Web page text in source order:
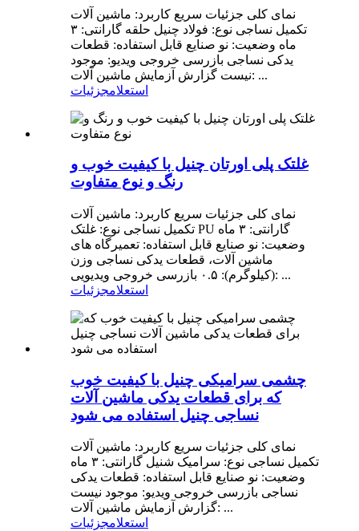
نمای کلی جزئیات سریع کاربرد: ماشین آلات
تکمیل نساجی نوع: فولاد چنیل حلقه گارانتی: ۳
ماه وضعیت: نو صنایع قابل استفاده: قطعات
یدکی نساجی بازرسی خروجی ویدیو: موجود
نیست گزارش آزمایش ماشین آلات: ...
استعلامجزئیات
غلتک پلی اورتان چنیل با کیفیت خوب و
رنگ و نوع متفاوت
نمای کلی جزئیات سریع کاربرد: ماشین آلات
تکمیل نساجی نوع: غلتک PU گارانتی: ۳ ماه
وضعیت: نو صنایع قابل استفاده: تعمیرگاه های
ماشین آلات، قطعات یدکی نساجی وزن
(کیلوگرم): ۰.۵ بازرسی خروجی ویدیویی: ...
استعلامجزئیات
چشمی سرامیکی چنیل با کیفیت خوب
که برای قطعات یدکی ماشین آلات
نساجی چنیل استفاده می شود
نمای کلی جزئیات سریع کاربرد: ماشین آلات
تکمیل نساجی نوع: سرامیک شنیل گارانتی: ۳ ماه
وضعیت: نو صنایع قابل استفاده: قطعات یدکی
نساجی بازرسی خروجی ویدیو: موجود نیست
گزارش آزمایش ماشین آلات: ...
استعلامجزئیات